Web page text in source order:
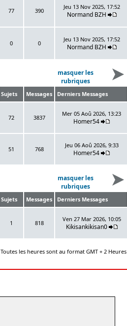
77 390
Jeu 13 Nov 2025, 17:52
Normand BZH
0 0
Jeu 13 Nov 2025, 17:52
Normand BZH
masquer les
rubriques
Sujets Messages Derniers Messages
72 3837
Mer 05 Aoû 2026, 13:23
Homer54
51 768
Jeu 06 Aoû 2026, 9:33
Homer54
masquer les
rubriques
Sujets Messages Derniers Messages
1 818
Ven 27 Mar 2026, 10:05
Kikisankikisan0
Toutes les heures sont au format GMT + 2 Heures